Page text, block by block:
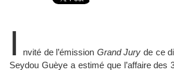
I nvité de l’émission Grand Jury de ce
Seydou Guèye a estimé que l’affaire des